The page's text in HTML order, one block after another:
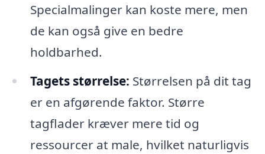
Specialmalinger kan koste mere, men
de kan også give en bedre
holdbarhed.
Tagets størrelse: Størrelsen på dit tag
er en afgørende faktor. Større
tagflader kræver mere tid og
ressourcer at male, hvilket naturligvis